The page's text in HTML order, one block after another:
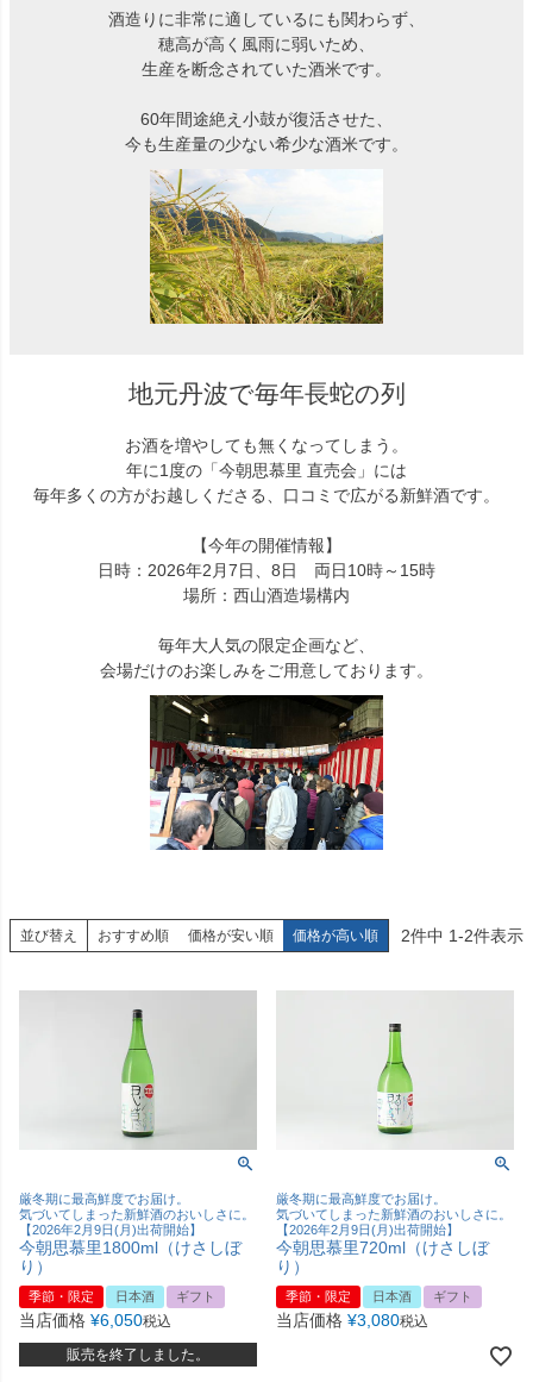
酒造りに非常に適しているにも関わらず、
穂高が高く風雨に弱いため、
生産を断念されていた酒米です。
60年間途絶え小鼓が復活させた、
今も生産量の少ない希少な酒米です。
地元丹波で毎年長蛇の列
お酒を増やしても無くなってしまう。
年に1度の「今朝思慕里 直売会」には
毎年多くの方がお越しくださる、口コミで広がる新鮮酒です。
【今年の開催情報】
日時：2026年2月7日、8日 両日10時～15時
場所：西山酒造場構内
毎年大人気の限定企画など、
会場だけのお楽しみをご用意しております。
並び替え おすすめ順 価格が安い順 価格が高い順 2件中 1-2件表示
厳冬期に最高鮮度でお届け。
気づいてしまった新鮮酒のおいしさに。
【2026年2月9日(月)出荷開始】
今朝思慕里1800ml（けさしぼ
り）
季節・限定 日本酒 ギフト
当店価格 ¥6,050税込
販売を終了しました。
厳冬期に最高鮮度でお届け。
気づいてしまった新鮮酒のおいしさに。
【2026年2月9日(月)出荷開始】
今朝思慕里720ml（けさしぼ
り）
季節・限定 日本酒 ギフト
当店価格 ¥3,080税込